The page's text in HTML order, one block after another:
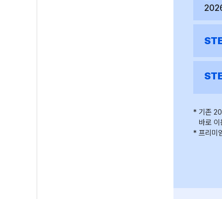
기존
바로
프리미